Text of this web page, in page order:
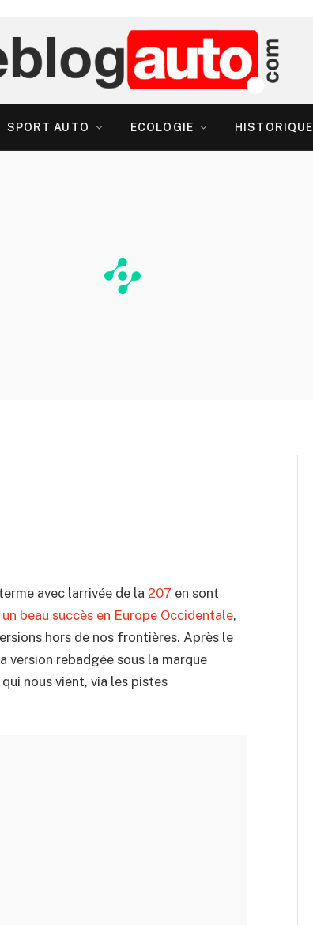
SPORT AUTO ECOLOGIE HISTORIQUE
avec larrivée de la 207 en sont
un beau succès en Europe Occidentale,
hors de nos frontières. Après le
version rebadgée sous la marque
nous vient, via les pistes